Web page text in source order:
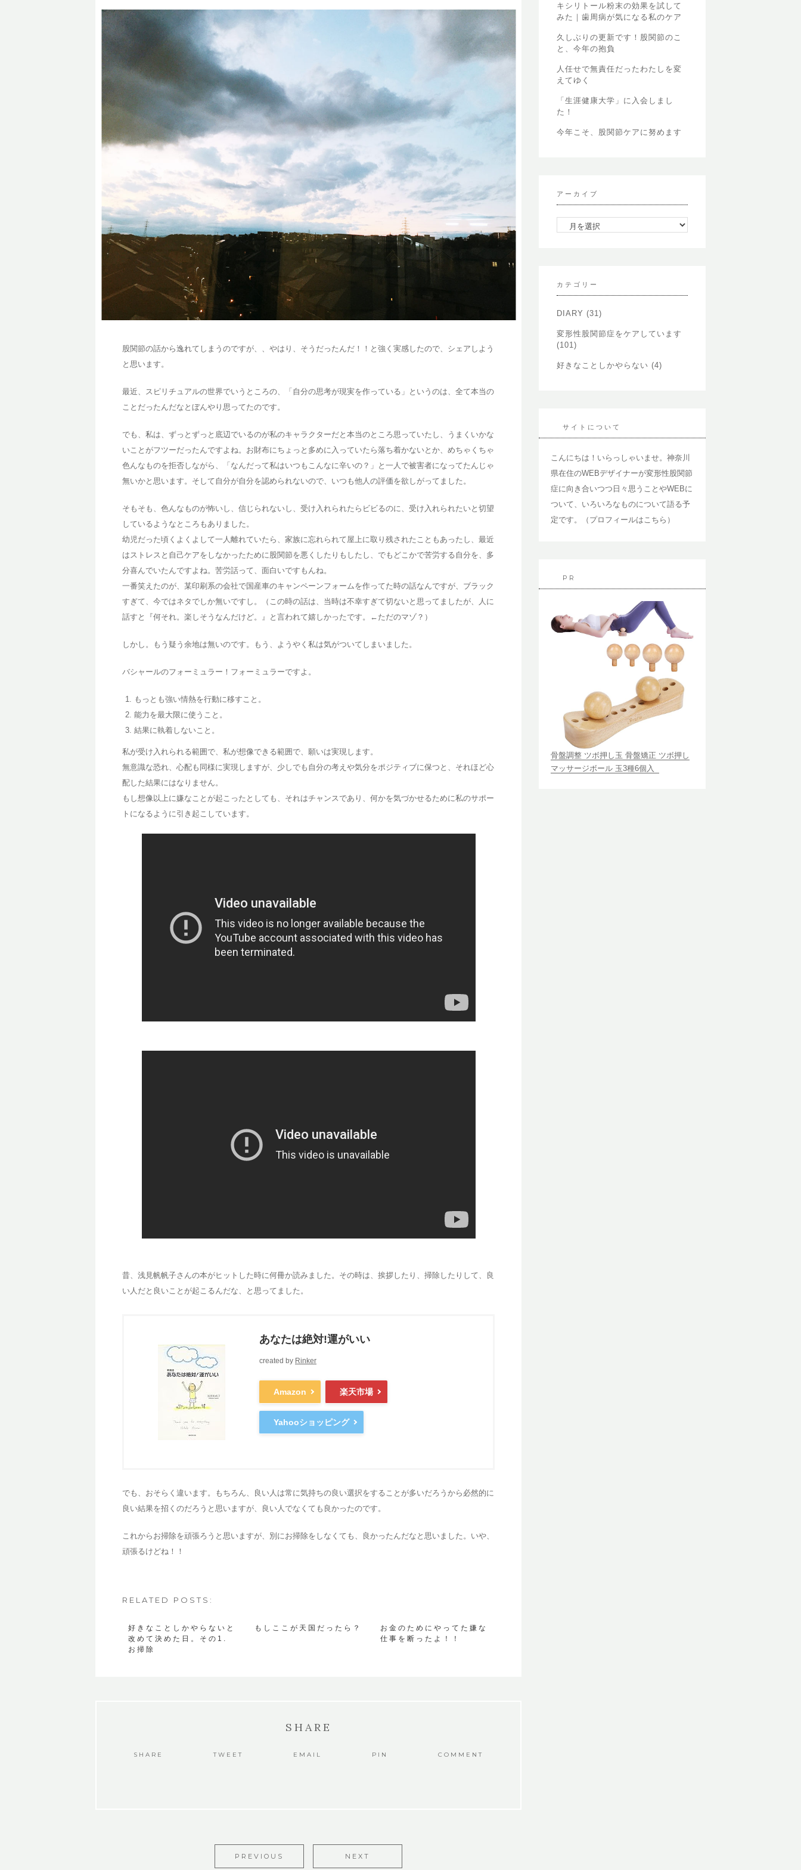
股関節の話から逸れてしまうのですが、、やはり、そうだったんだ！！と強く実感したので、シェアしよう
と思います。
最近、スピリチュアルの世界でいうところの、「自分の思考が現実を作っている」というのは、全て本当の
ことだったんだなとぼんやり思ってたのです。
でも、私は、ずっとずっと底辺でいるのが私のキャラクターだと本当のところ思っていたし、うまくいかな
いことがフツーだったんですよね。お財布にちょっと多めに入っていたら落ち着かないとか、めちゃくちゃ
色んなものを拒否しながら、「なんだって私はいつもこんなに辛いの？」と一人で被害者になってたんじゃ
無いかと思います。そして自分が自分を認められないので、いつも他人の評価を欲しがってました。
そもそも、色んなものが怖いし、信じられないし、受け入れられたらビビるのに、受け入れられたいと切望
しているようなところもありました。
幼児だった頃くよくよして一人離れていたら、家族に忘れられて屋上に取り残されたこともあったし、最近
はストレスと自己ケアをしなかったために股関節を悪くしたりもしたし、でもどこかで苦労する自分を、多
分喜んでいたんですよね。苦労話って、面白いですもんね。
一番笑えたのが、某印刷系の会社で国産車のキャンペーンフォームを作ってた時の話なんですが、ブラック
すぎて、今ではネタでしか無いですし。（この時の話は、当時は不幸すぎて切ないと思ってましたが、人に
話すと『何それ。楽しそうなんだけど。』と言われて嬉しかったです。←ただのマゾ？）
しかし。もう疑う余地は無いのです。もう、ようやく私は気がついてしまいました。
バシャールのフォーミュラー！フォーミュラーですよ。
もっとも強い情熱を行動に移すこと。
能力を最大限に使うこと。
結果に執着しないこと。
私が受け入れられる範囲で、私が想像できる範囲で、願いは実現します。
無意識な恐れ、心配も同様に実現しますが、少しでも自分の考えや気分をポジティブに保つと、それほど心
配した結果にはなりません。
もし想像以上に嫌なことが起こったとしても、それはチャンスであり、何かを気づかせるために私のサポー
トになるように引き起こしています。
昔、浅見帆帆子さんの本がヒットした時に何冊か読みました。その時は、挨拶したり、掃除したりして、良
い人だと良いことが起こるんだな、と思ってました。
あなたは絶対!運がいい
created by Rinker
Amazon 楽天市場
Yahooショッピング
でも、おそらく違います。もちろん、良い人は常に気持ちの良い選択をすることが多いだろうから必然的に
良い結果を招くのだろうと思いますが、良い人でなくても良かったのです。
これからお掃除を頑張ろうと思いますが、別にお掃除をしなくても、良かったんだなと思いました。いや、
頑張るけどね！！
RELATED POSTS:
好きなことしかやらないと
改めて決めた日。その1.
お掃除
もしここが天国だったら？
お金のためにやってた嫌な
仕事を断ったよ！！
SHARE
SHARE TWEET EMAIL PIN COMMENT
PREVIOUS NEXT
キシリトール粉末の効果を試して
みた｜歯周病が気になる私のケア
久しぶりの更新です！股関節のこ
と、今年の抱負
人任せで無責任だったわたしを変
えてゆく
「生涯健康大学」に入会しまし
た！
今年こそ、股関節ケアに努めます
アーカイブ
ブ
カテゴリー
DIARY (31)
変形性股関節症をケアしています
(101)
好きなことしかやらない (4)
サイトについて
こんにちは！いらっしゃいませ。神奈川
県在住のWEBデザイナーが変形性股関節
症に向き合いつつ日々思うことやWEBに
ついて、いろいろなものについて語る予
定です。（ プロフィールはこちら ）
PR
骨盤調整 ツボ押し玉 骨盤矯正 ツボ押し
マッサージボール 玉3種6個入